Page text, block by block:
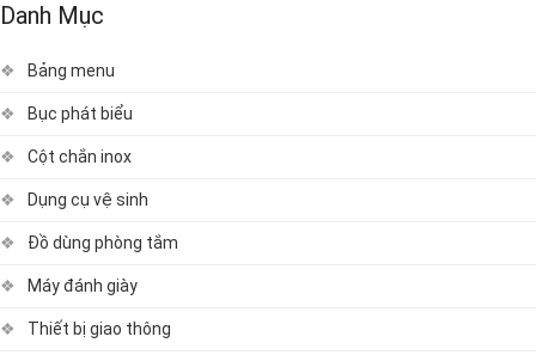
Danh Mục
Bảng menu
Bục phát biểu
Cột chắn inox
Dụng cụ vệ sinh
Đồ dùng phòng tắm
Máy đánh giày
Thiết bị giao thông